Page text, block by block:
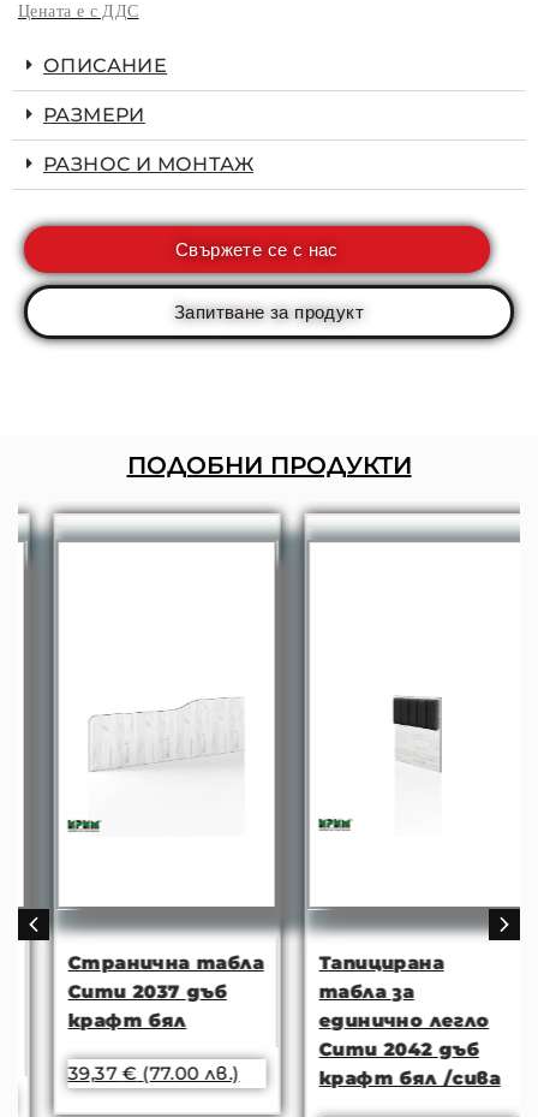
Цената е с ДДС
ОПИСАНИЕ
РАЗМЕРИ
РАЗНОС И МОНТАЖ
Свържете се с нас
Запитване за продукт
ПОДОБНИ ПРОДУКТИ
Странична табла
Сити 2037 дъб
крафт бял
39,37€ (77.00 лв.)
Тапицирана
табла за
единично легло
Сити 2042 дъб
крафт бял /сива